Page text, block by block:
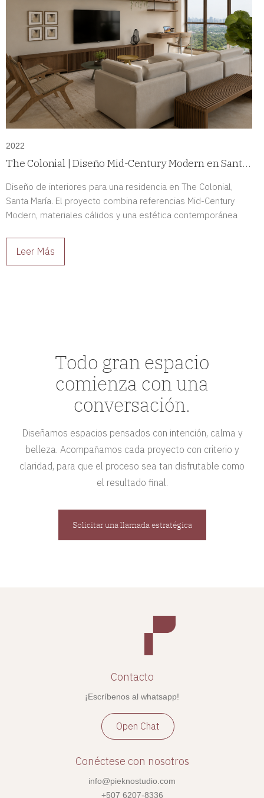
2022
The Colonial | Diseño Mid-Century Modern en Santa
Diseño de interiores para una residencia en The Colonial,
Santa María. El proyecto combina referencias Mid-Century
Modern, materiales cálidos y una estética contemporánea
Leer Más
Todo gran espacio
comienza con una
conversación.
Diseñamos espacios pensados con intención, calma y
belleza. Acompañamos cada proyecto con criterio y
claridad, para que el proceso sea tan disfrutable como
el resultado final.
Solicitar una llamada estratégica
Contacto
¡Escríbenos al whatsapp!
Open Chat
Conéctese con nosotros
info@pieknostudio.com
+507 6207-8336